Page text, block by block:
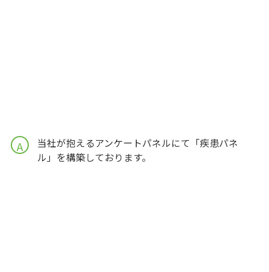
A
当社が抱えるアンケートパネルにて「疾患パネ
ル」を構築しております。